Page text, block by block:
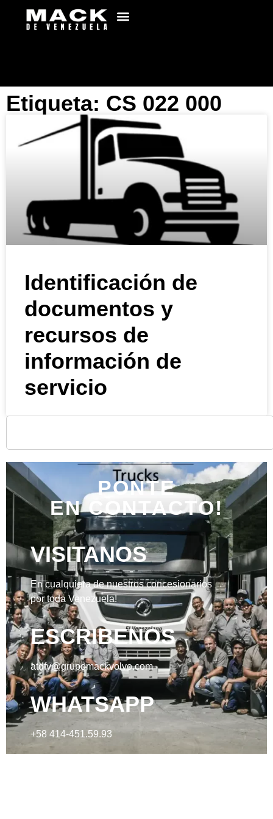
Etiqueta: CS 022 000
Identificación de
documentos y
recursos de
información de
servicio
PONTE
EN CONTACTO!
VISITANOS
En cualquiera de nuestros concesionarios
por toda Venezuela!
ESCRIBENOS
atdfv@grupomackvolvo.com
WHATSAPP
+58 414-451.59.93